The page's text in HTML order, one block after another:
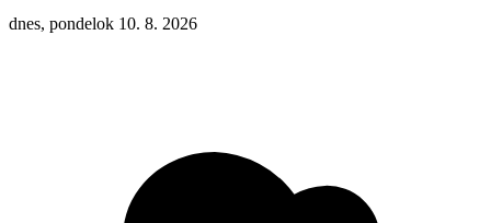
dnes, pondelok 10. 8. 2026